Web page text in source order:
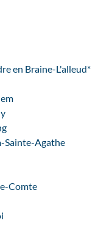
en Braine-L'alleud*
Sainte-Agathe
Comte